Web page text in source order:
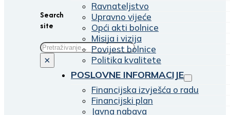
Search
site
Traži
×
Ravnateljstvo
Upravno vijeće
Opći akti bolnice
Misija i vizija
Povijest bolnice
Politika kvalitete
POSLOVNE INFORMACIJE
Financijska izvješća o radu
Financijski plan
Javna nabava